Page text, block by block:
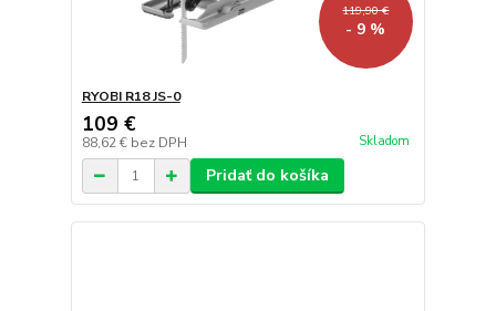
119,90 €
- 9 %
RYOBI R18 JS-0
109 €
88,62 € bez DPH Skladom
Pridať do košíka